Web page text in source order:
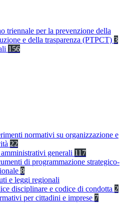
triennale per la prevenzione della
e della trasparenza (PTPCT) 3
156
normativi su organizzazione e
22
generali 117
di programmazione strategico-
8
e leggi regionali
disciplinare e codice di condotta 2
per cittadini e imprese 7